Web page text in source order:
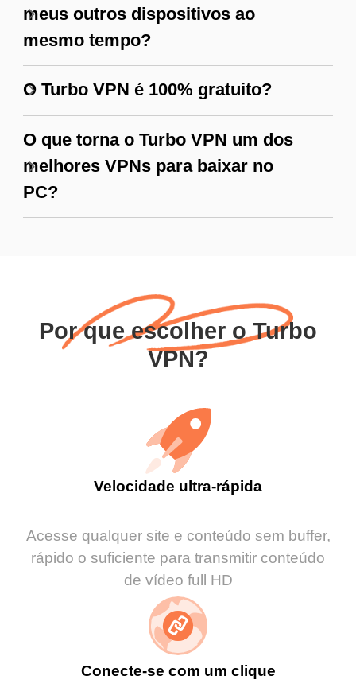
meus outros dispositivos ao
mesmo tempo?
O Turbo VPN é 100% gratuito?
O que torna o Turbo VPN um dos
melhores VPNs para baixar no
PC?
Por que escolher o Turbo
VPN?
Velocidade ultra-rápida
Acesse qualquer site e conteúdo sem buffer,
rápido o suficiente para transmitir conteúdo
de vídeo full HD
Conecte-se com um clique